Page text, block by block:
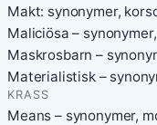
Makt: synonymer,
Maliciösa –
Maskrosbarn –
Materialistisk –
KRASS
Means – synonymer,